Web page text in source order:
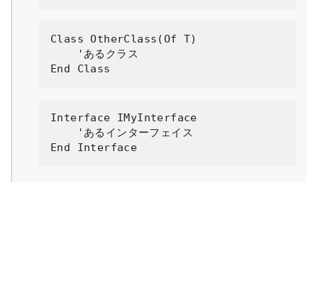
Class OtherClass (Of T)
'あるクラス
End Class
Interface
IMyInterface
'あるインターフェイス
End Interface